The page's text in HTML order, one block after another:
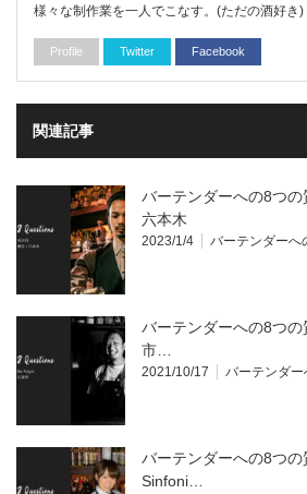
様々な制作業を一人でこなす。(ただの酒好き)
Profile Twitter Facebook
関連記事
バーテンダーへの8つの
六本木
2023/1/4 バーテンダーへ
バーテンダーへの8つ
市…
2021/10/17 バーテンダ
バーテンダーへの8つ
Sinfoni…